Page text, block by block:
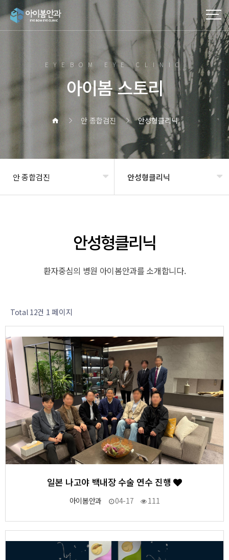
EYEBOM EYE CLINIC
아이봄 스토리
안 종합검진 안성형클리닉
안 종합검진 안성형클리닉
안성형클리닉
환자중심의 병원 아이봄안과를 소개합니다.
Total 12건 1 페이지
12
일본 나고야 백내장 수술 연수 진행
작성자
아이봄안과
작성일
04-17
조회
111
11
작성자
작성일
조회